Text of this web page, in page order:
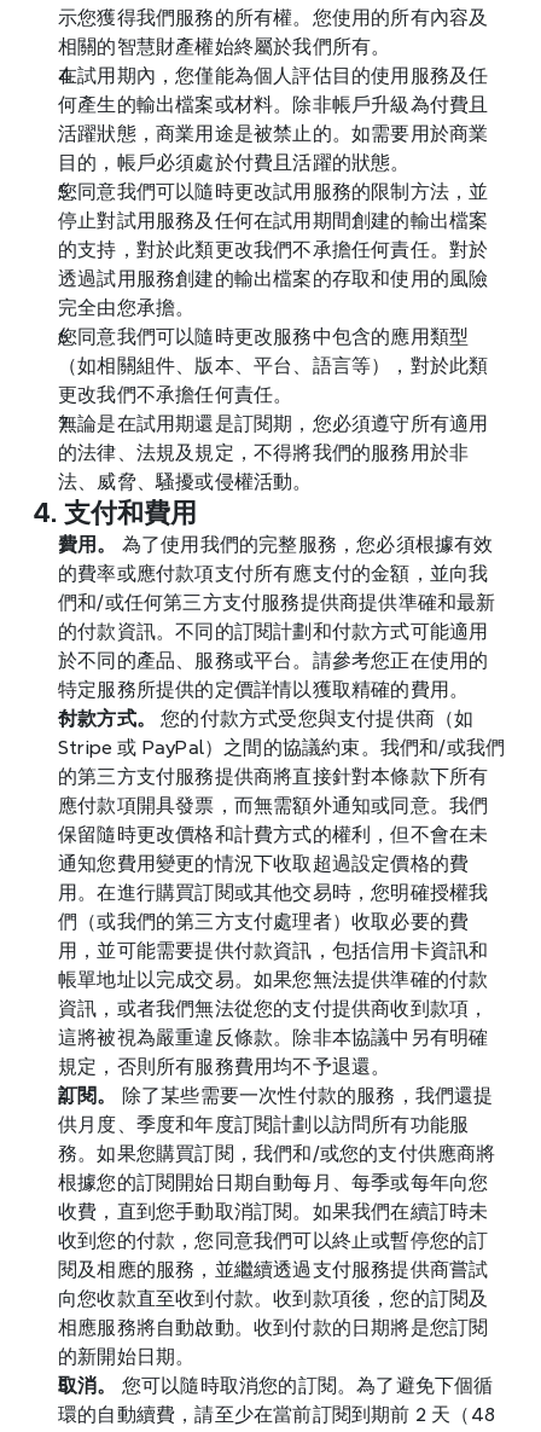
示您獲得我們服務的所有權。您使用的所有內容及
相關的智慧財產權始終屬於我們所有。
在試用期內，您僅能為個人評估目的使用服務及任
何產生的輸出檔案或材料。除非帳戶升級為付費且
活躍狀態，商業用途是被禁止的。如需要用於商業
目的，帳戶必須處於付費且活躍的狀態。
您同意我們可以隨時更改試用服務的限制方法，並
停止對試用服務及任何在試用期間創建的輸出檔案
的支持，對於此類更改我們不承擔任何責任。對於
透過試用服務創建的輸出檔案的存取和使用的風險
完全由您承擔。
您同意我們可以隨時更改服務中包含的應用類型
（如相關組件、版本、平台、語言等），對於此類
更改我們不承擔任何責任。
無論是在試用期還是訂閱期，您必須遵守所有適用
的法律、法規及規定，不得將我們的服務用於非
法、威脅、騷擾或侵權活動。
4. 支付和費用
費用。
為了使用我們的完整服務，您必須根據有效
的費率或應付款項支付所有應支付的金額，並向我
們和/或任何第三方支付服務提供商提供準確和最新
的付款資訊。不同的訂閱計劃和付款方式可能適用
於不同的產品、服務或平台。請參考您正在使用的
特定服務所提供的定價詳情以獲取精確的費用。
付款方式。
您的付款方式受您與支付提供商（如
Stripe 或 PayPal）之間的協議約束。我們和/或我們
的第三方支付服務提供商將直接針對本條款下所有
應付款項開具發票，而無需額外通知或同意。我們
保留隨時更改價格和計費方式的權利，但不會在未
通知您費用變更的情況下收取超過設定價格的費
用。在進行購買訂閱或其他交易時，您明確授權我
們（或我們的第三方支付處理者）收取必要的費
用，並可能需要提供付款資訊，包括信用卡資訊和
帳單地址以完成交易。如果您無法提供準確的付款
資訊，或者我們無法從您的支付提供商收到款項，
這將被視為嚴重違反條款。除非本協議中另有明確
規定，否則所有服務費用均不予退還。
訂閱。
除了某些需要一次性付款的服務，我們還提
供月度、季度和年度訂閱計劃以訪問所有功能服
務。如果您購買訂閱，我們和/或您的支付供應商將
根據您的訂閱開始日期自動每月、每季或每年向您
收費，直到您手動取消訂閱。如果我們在續訂時未
收到您的付款，您同意我們可以終止或暫停您的訂
閱及相應的服務，並繼續透過支付服務提供商嘗試
向您收款直至收到付款。收到款項後，您的訂閱及
相應服務將自動啟動。收到付款的日期將是您訂閱
的新開始日期。
取消。
您可以隨時取消您的訂閱。為了避免下個循
環的自動續費，請至少在當前訂閱到期前 2 天（48